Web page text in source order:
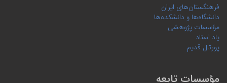
فرهنگستان‌های ایران
دانشگاه‌ها و دانشکده‌ها
مؤسسات پژوهشی
یاد استاد
پورتال قدیم
مؤسسات تابعه